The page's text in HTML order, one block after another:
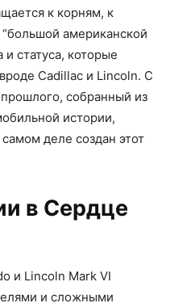
к корням, к
американской
статуса, которые
Cadillac и Lincoln. С
прошлого, собранный из
истории,
деле создан этот
в Сердце
и Lincoln Mark VI
и сложными